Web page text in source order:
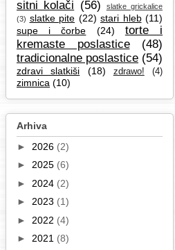
sitni kolači (56)
slatke grickalice
(3) slatke pite (22) stari hleb (11)
supe i čorbe
(24)
torte i
kremaste poslastice
(48)
tradicionalne poslastice (54)
zdravi slatkiši (18) zdrawo! (4)
zimnica (10)
Arhiva
► 2026 (2)
► 2025 (6)
► 2024 (2)
► 2023 (1)
► 2022 (4)
► 2021 (8)